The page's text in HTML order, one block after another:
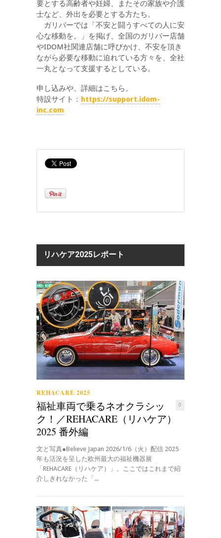
要とする高齢者や妊婦、またその家族や介護
士など、外出を必要とする方たち。
ガリバーでは「不安と闘うすべての人に安
心な移動を。」を掲げ、全国のガリバー店舗
やIDOM社関連店舗に呼びかけ、不安を頂き
ながら必要な移動に迫れている方々を、全社
一丸となって支援するとしている。
申し込みや、詳細はこちら。
特設サイト： https://support.idom-
inc.com
リハケア2025レポート
REHACARE 2025
0
福祉車両で乗るネオクラシッ
ク！／REHACARE（リハケア）
2025 番外編
文と写真●Believe Japan 2026/1/6（火）配信 2025
年も活況を呈した欧州最大の福祉機器展
「REHACARE（リハケア）」。ここではこれまで紹
介しきれなかった「...